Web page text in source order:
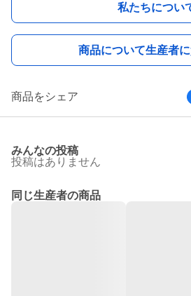
私たちについ
商品について生産者
商品をシェア
みんなの投稿
投稿はありません
同じ生産者の商品